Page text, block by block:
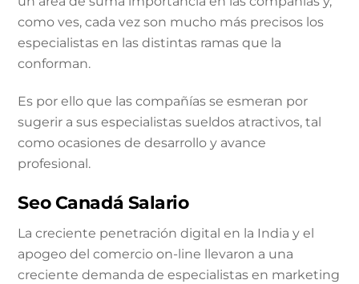
como ves, cada vez son mucho más precisos los
especialistas en las distintas ramas que la
conforman.
Es por ello que las compañías se esmeran por
sugerir a sus especialistas sueldos atractivos, tal
como ocasiones de desarrollo y avance
profesional.
Seo Canadá Salario
La creciente penetración digital en la India y el
apogeo del comercio on-line llevaron a una
creciente demanda de especialistas en marketing